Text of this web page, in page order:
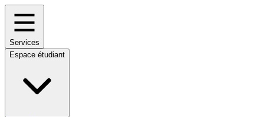
Services
Espace étudiant